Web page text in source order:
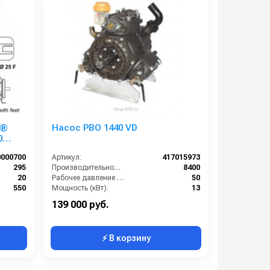
295
20
550
Насос PBO 1440 VD
Артикул:
417015973
Производительность (л/ч):
8400
Рабочее давление (бар):
50
Мощность (кВт):
13
139 000 руб.
⚡ В корзину